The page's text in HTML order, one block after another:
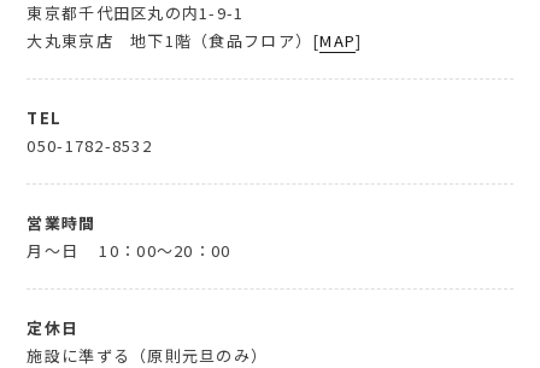
東京都千代田区丸の内1-9-1
大丸東京店 地下1階（食品フロア）[MAP]
TEL
050-1782-8532
営業時間
月～日
10：00～20：00
定休日
施設に準ずる（原則元旦のみ）